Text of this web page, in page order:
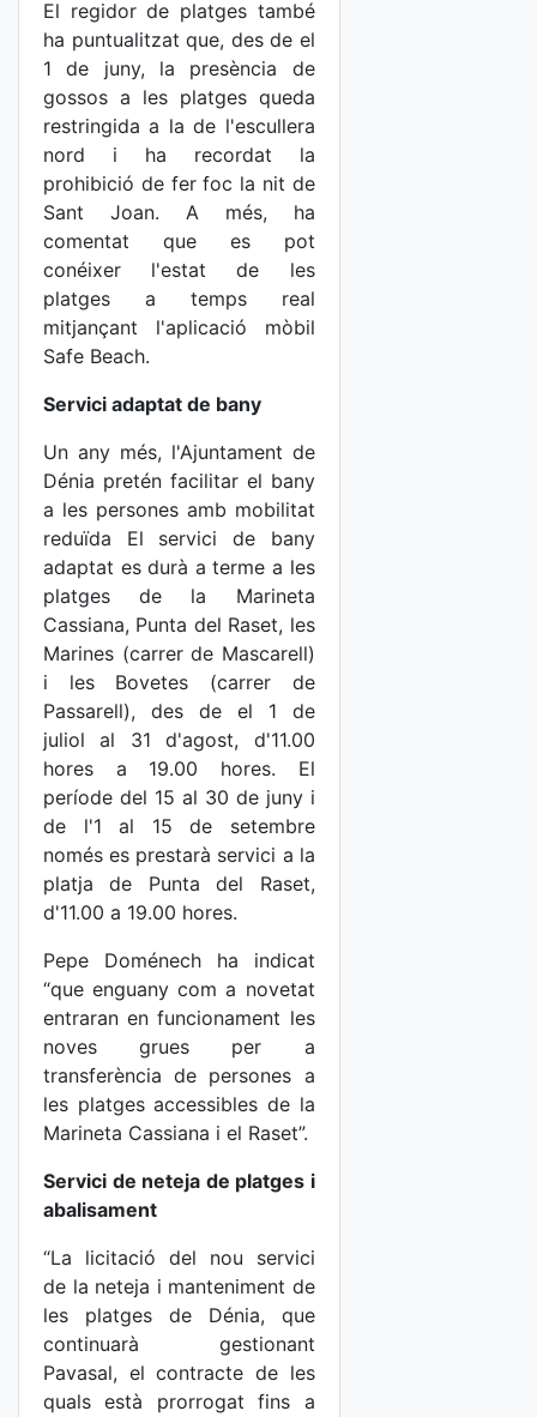
El regidor de platges també
ha puntualitzat que, des de el
1 de juny, la presència de
gossos a les platges queda
restringida a la de l'escullera
nord i ha recordat la
prohibició de fer foc la nit de
Sant Joan. A més, ha
comentat que es pot
conéixer l'estat de les
platges a temps real
mitjançant l'aplicació mòbil
Safe Beach.
Servici adaptat de bany
Un any més, l'Ajuntament de
Dénia pretén facilitar el bany
a les persones amb mobilitat
reduïda El servici de bany
adaptat es durà a terme a les
platges de la Marineta
Cassiana, Punta del Raset, les
Marines (carrer de Mascarell)
i les Bovetes (carrer de
Passarell), des de el 1 de
juliol al 31 d'agost, d'11.00
hores a 19.00 hores. El
període del 15 al 30 de juny i
de l'1 al 15 de setembre
només es prestarà servici a la
platja de Punta del Raset,
d'11.00 a 19.00 hores.
Pepe Doménech ha indicat
“que enguany com a novetat
entraran en funcionament les
noves grues per a
transferència de persones a
les platges accessibles de la
Marineta Cassiana i el Raset”.
Servici de neteja de platges i
abalisament
“La licitació del nou servici
de la neteja i manteniment de
les platges de Dénia, que
continuarà gestionant
Pavasal, el contracte de les
quals està prorrogat fins a